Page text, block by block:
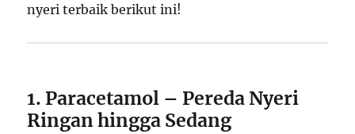
nyeri terbaik berikut ini!
1. Paracetamol – Pereda Nyeri
Ringan hingga Sedang